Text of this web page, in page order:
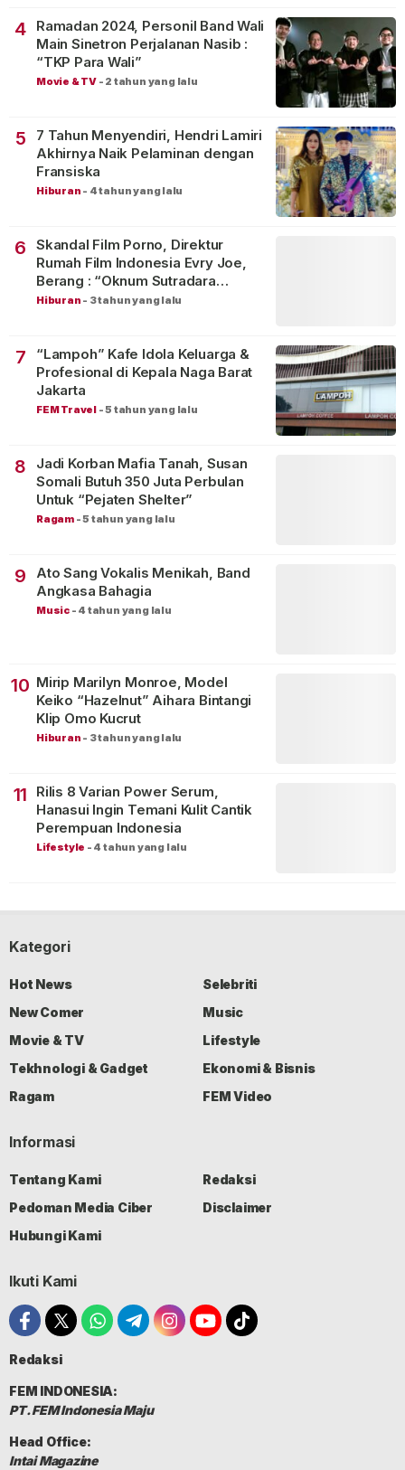
4
Ramadan 2024, Personil Band Wali
Main Sinetron Perjalanan Nasib :
“TKP Para Wali”
Movie & TV - 2 tahun yang lalu
5
7 Tahun Menyendiri, Hendri Lamiri
Akhirnya Naik Pelaminan dengan
Fransiska
Hiburan - 4 tahun yang lalu
6
Skandal Film Porno, Direktur
Rumah Film Indonesia Evry Joe,
Berang : “Oknum Sutradara
Merusak Perfilman Indonesia”!
Hiburan - 3 tahun yang lalu
7
“Lampoh” Kafe Idola Keluarga &
Profesional di Kepala Naga Barat
Jakarta
FEM Travel -5 tahun yang lalu
8
Jadi Korban Mafia Tanah, Susan
Somali Butuh 350 Juta Perbulan
Untuk “Pejaten Shelter”
Ragam -5 tahun yang lalu
9
Ato Sang Vokalis Menikah, Band
Angkasa Bahagia
Music - 4 tahun yang lalu
10 Mirip Marilyn Monroe, Model
Keiko “Hazelnut” Aihara Bintangi
Klip Omo Kucrut
Hiburan - 3 tahun yang lalu
11
Rilis 8 Varian Power Serum,
Hanasui Ingin Temani Kulit Cantik
Perempuan Indonesia
Lifestyle - 4 tahun yang lalu
Kategori
Hot News
Selebriti
New Comer
Music
Movie & TV
Lifestyle
Tekhnologi & Gadget
Ekonomi & Bisnis
Ragam
FEM Video
Informasi
Tentang Kami
Redaksi
Pedoman Media Ciber
Disclaimer
Hubungi Kami
Ikuti Kami
Redaksi
FEM INDONESIA:
PT. FEM Indonesia Maju
Head Office:
Intai Magazine